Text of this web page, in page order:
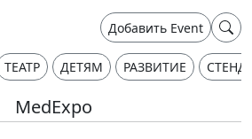
Добавить Event
ТЕАТР ДЕТЯМ РАЗВИТИЕ
MedExpo